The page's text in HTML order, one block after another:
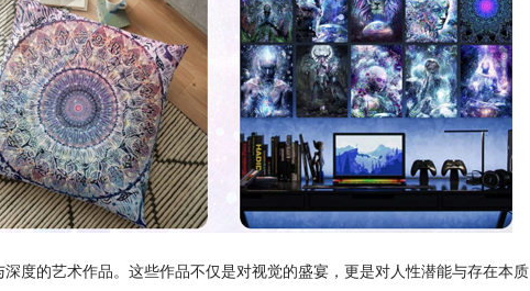
度的艺术作品。这些作品不仅是对视觉的盛宴，更是对人性潜能与存在本质